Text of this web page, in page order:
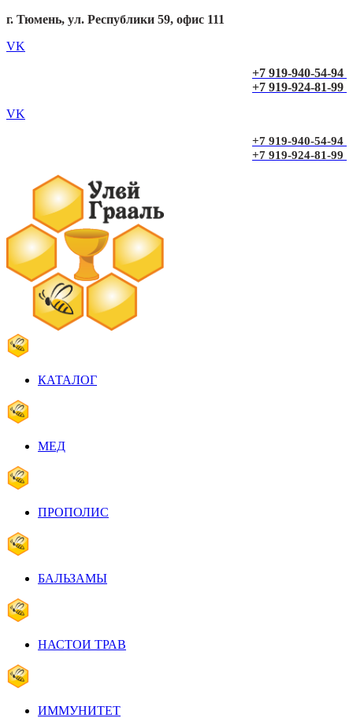
г. Тюмень, ул. Республики 59, офис 111
VK
+7 919-940-54-94
+7 919-924-81-99
VK
+7 919-940-54-94
+7 919-924-81-99
КАТАЛОГ
МЕД
ПРОПОЛИС
БАЛЬЗАМЫ
НАСТОИ ТРАВ
ИММУНИТЕТ